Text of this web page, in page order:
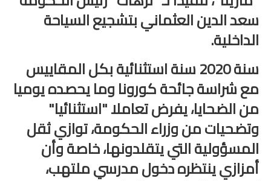
الامتحان الموحد الإقليمي
وثائق الأستاذ
التوازيع السنوية
دلائل بيداغوجية
وثائق الإدارة التربوية
سعد الدين العثماني بتشجيع السياحة
الداخلية.
سنة 2020 سنة استثنائية بكل المقاييس
مع شراسة جائحة كورونا وما يحصده يوميا
من الضحايا، يفرض تعاملا "استثنائيا"
وتضحيات من وزراء الحكومة، توازي ثقل
المسؤولية التي يتقلدونها، خاصة وأن
أمزازي ينتظره دخول مدرسي ملتهب،